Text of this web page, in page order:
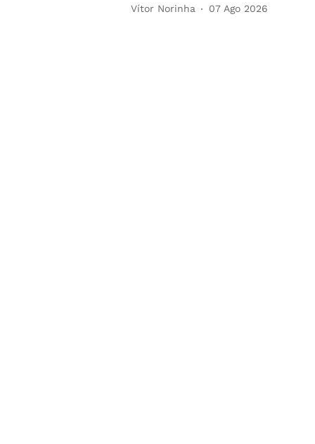
Vítor Norinha 07 Ago 2026